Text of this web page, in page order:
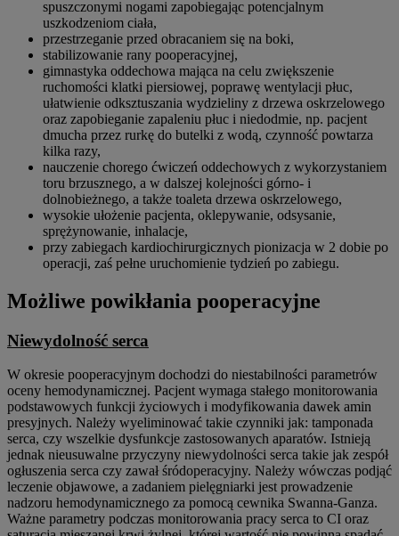
spuszczonymi nogami zapobiegając potencjalnym
uszkodzeniom ciała,
przestrzeganie przed obracaniem się na boki,
stabilizowanie rany pooperacyjnej,
gimnastyka oddechowa mająca na celu zwiększenie
ruchomości klatki piersiowej, poprawę wentylacji płuc,
ułatwienie odksztuszania wydzieliny z drzewa oskrzelowego
oraz zapobieganie zapaleniu płuc i niedodmie, np. pacjent
dmucha przez rurkę do butelki z wodą, czynność powtarza
kilka razy,
nauczenie chorego ćwiczeń oddechowych z wykorzystaniem
toru brzusznego, a w dalszej kolejności górno- i
dolnobieżnego, a także toaleta drzewa oskrzelowego,
wysokie ułożenie pacjenta, oklepywanie, odsysanie,
sprężynowanie, inhalacje,
przy zabiegach kardiochirurgicznych pionizacja w 2 dobie po
operacji, zaś pełne uruchomienie tydzień po zabiegu.
Możliwe powikłania pooperacyjne
Niewydolność serca
W okresie pooperacyjnym dochodzi do niestabilności parametrów
oceny hemodynamicznej. Pacjent wymaga stałego monitorowania
podstawowych funkcji życiowych i modyfikowania dawek amin
presyjnych. Należy wyeliminować takie czynniki jak: tamponada
serca, czy wszelkie dysfunkcje zastosowanych aparatów. Istnieją
jednak nieusuwalne przyczyny niewydolności serca takie jak zespół
ogłuszenia serca czy zawał śródoperacyjny. Należy wówczas podjąć
leczenie objawowe, a zadaniem pielęgniarki jest prowadzenie
nadzoru hemodynamicznego za pomocą cewnika Swanna-Ganza.
Ważne parametry podczas monitorowania pracy serca to CI oraz